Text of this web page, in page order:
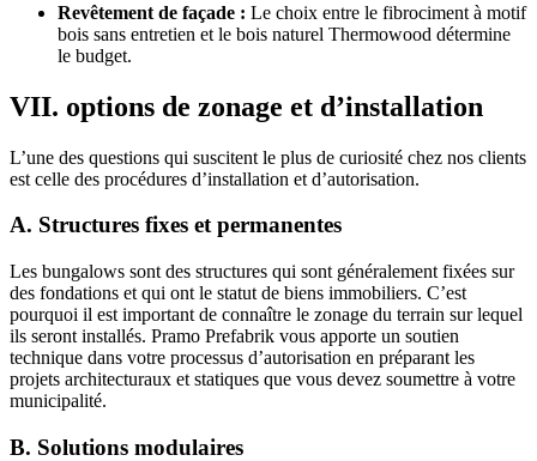
Revêtement de façade : Le choix entre le fibrociment à motif
bois sans entretien et le bois naturel Thermowood détermine
le budget.
VII. options de zonage et d’installation
L’une des questions qui suscitent le plus de curiosité chez nos clients
est celle des procédures d’installation et d’autorisation.
A. Structures fixes et permanentes
Les bungalows sont des structures qui sont généralement fixées sur
des fondations et qui ont le statut de biens immobiliers. C’est
pourquoi il est important de connaître le zonage du terrain sur lequel
ils seront installés. Pramo Prefabrik vous apporte un soutien
technique dans votre processus d’autorisation en préparant les
projets architecturaux et statiques que vous devez soumettre à votre
municipalité.
B. Solutions modulaires